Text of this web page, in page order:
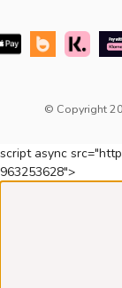
© Copyright
script async
963253628">